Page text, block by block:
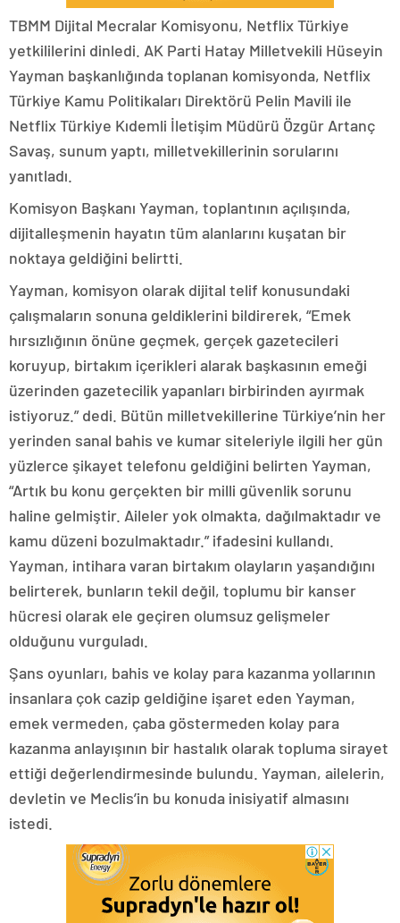
TBMM Dijital Mecralar Komisyonu, Netflix Türkiye
yetkililerini dinledi. AK Parti Hatay Milletvekili Hüseyin
Yayman başkanlığında toplanan komisyonda, Netflix
Türkiye Kamu Politikaları Direktörü Pelin Mavili ile
Netflix Türkiye Kıdemli İletişim Müdürü Özgür Artanç
Savaş, sunum yaptı, milletvekillerinin sorularını
yanıtladı.
Komisyon Başkanı Yayman, toplantının açılışında,
dijitalleşmenin hayatın tüm alanlarını kuşatan bir
noktaya geldiğini belirtti.
Yayman, komisyon olarak dijital telif konusundaki
çalışmaların sonuna geldiklerini bildirerek, “Emek
hırsızlığının önüne geçmek, gerçek gazetecileri
koruyup, birtakım içerikleri alarak başkasının emeği
üzerinden gazetecilik yapanları birbirinden ayırmak
istiyoruz.” dedi. Bütün milletvekillerine Türkiye’nin her
yerinden sanal bahis ve kumar siteleriyle ilgili her gün
yüzlerce şikayet telefonu geldiğini belirten Yayman,
“Artık bu konu gerçekten bir milli güvenlik sorunu
haline gelmiştir. Aileler yok olmakta, dağılmaktadır ve
kamu düzeni bozulmaktadır.” ifadesini kullandı.
Yayman, intihara varan birtakım olayların yaşandığını
belirterek, bunların tekil değil, toplumu bir kanser
hücresi olarak ele geçiren olumsuz gelişmeler
olduğunu vurguladı.
Şans oyunları, bahis ve kolay para kazanma yollarının
insanlara çok cazip geldiğine işaret eden Yayman,
emek vermeden, çaba göstermeden kolay para
kazanma anlayışının bir hastalık olarak topluma sirayet
ettiği değerlendirmesinde bulundu. Yayman, ailelerin,
devletin ve Meclis’in bu konuda inisiyatif almasını
istedi.